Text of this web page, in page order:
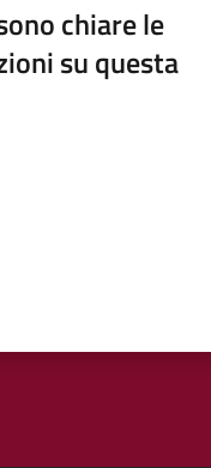
chiare le
su questa